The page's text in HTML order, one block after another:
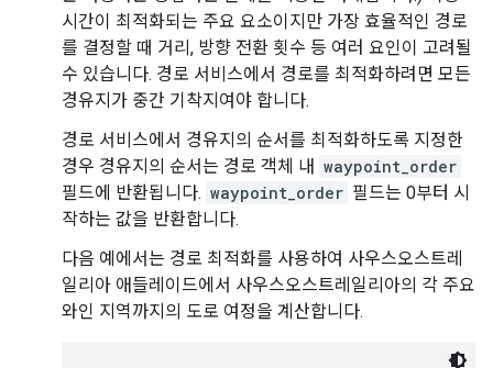
시간이 최적화되는 주요 요소이지만 가장 효율적인 경로
를 결정할 때 거리, 방향 전환 횟수 등 여러 요인이 고려될
수 있습니다. 경로 서비스에서 경로를 최적화하려면 모든
경유지가 중간 기착지여야 합니다.
경로 서비스에서 경유지의 순서를 최적화하도록 지정한
경우 경유지의 순서는 경로 객체 내 waypoint_order
필드에 반환됩니다. waypoint_order 필드는 0부터 시
작하는 값을 반환합니다.
다음 예에서는 경로 최적화를 사용하여 사우스오스트레
일리아 애들레이드에서 사우스오스트레일리아의 각 주요
와인 지역까지의 도로 여정을 계산합니다.